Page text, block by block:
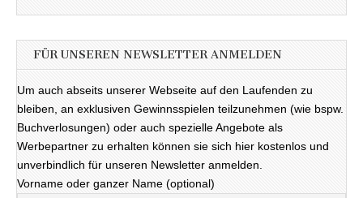
FÜR UNSEREN NEWSLETTER ANMELDEN
Um auch abseits unserer Webseite auf den Laufenden zu
bleiben, an exklusiven Gewinnsspielen teilzunehmen (wie bspw.
Buchverlosungen) oder auch spezielle Angebote als
Werbepartner zu erhalten können sie sich hier kostenlos und
unverbindlich für unseren Newsletter anmelden.
Vorname oder ganzer Name (optional)